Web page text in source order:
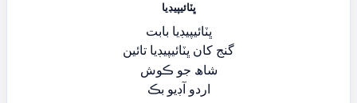
ڀٽائيپيڊيا
ڀٽائيپيڊيا بابت
گنج کان ڀٽائيپيڊيا تائين
شاھ جو ڪوش
اردو آڊيو بڪ